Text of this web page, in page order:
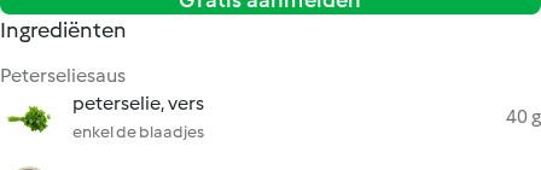
Ingrediënten
Peterseliesaus
peterselie, vers
enkel de blaadjes
40 g